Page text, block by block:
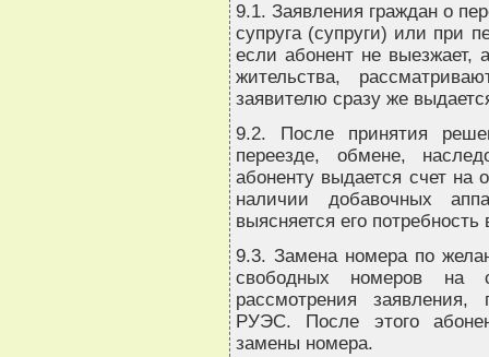
9.1. Заявления граждан о
супруга (супруги) или при
если абонент не выезжает,
жительства,
заявителю сразу же
9.2. После принятия
переезде, обмене,
абоненту выдается счет на
наличии добавочных
выясняется его
9.3. Замена номера по
свободных номеров на
рассмотрения
РУЭС. После этого
замены номера.